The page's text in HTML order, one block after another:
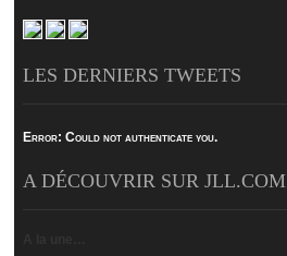
LES DERNIERS TWEETS
Error: Could not authenticate you.
A DÉCOUVRIR SUR JLL.COM